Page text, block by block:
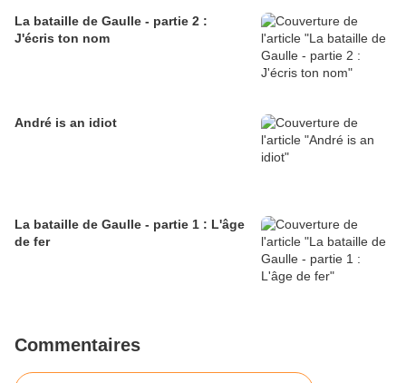
La bataille de Gaulle - partie 2 :
J'écris ton nom
André is an idiot
La bataille de Gaulle - partie 1 : L'âge
de fer
Commentaires